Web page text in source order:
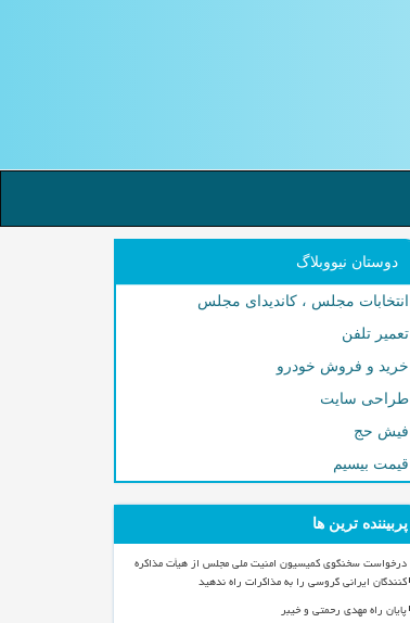
دوستان نیووبلاگ
انتخابات مجلس ، کاندیدای مجلس
تعمیر تلفن
خرید و فروش خودرو
طراحی سایت
فیش حج
قیمت بیسیم
پربیننده ترین ها
درخواست سخنگوی کمیسیون امنیت ملی مجلس از هیأت مذاکره
کنندگان ایرانی گروسی را به مذاکرات راه ندهید
پایان راه مهدی رحمتی و خیبر